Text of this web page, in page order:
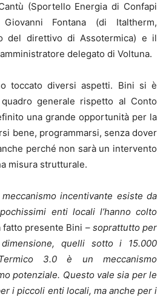
(Sportello Energia di Confapi
Giovanni Fontana (di Italtherm,
del direttivo di Assotermica) e il
delegato di Voltuna.
toccato diversi aspetti. Bini si è
generale rispetto al Conto
una grande opportunità per la
bene, programmarsi, senza dover
perché non sarà un intervento
misura strutturale.
incentivante esiste da
enti locali l’hanno colto
fatto presente Bini – soprattutto per
quelli sotto i 15.000
3.0 è un meccanismo
potenziale. Questo vale sia per le
i piccoli enti locali, ma anche per i